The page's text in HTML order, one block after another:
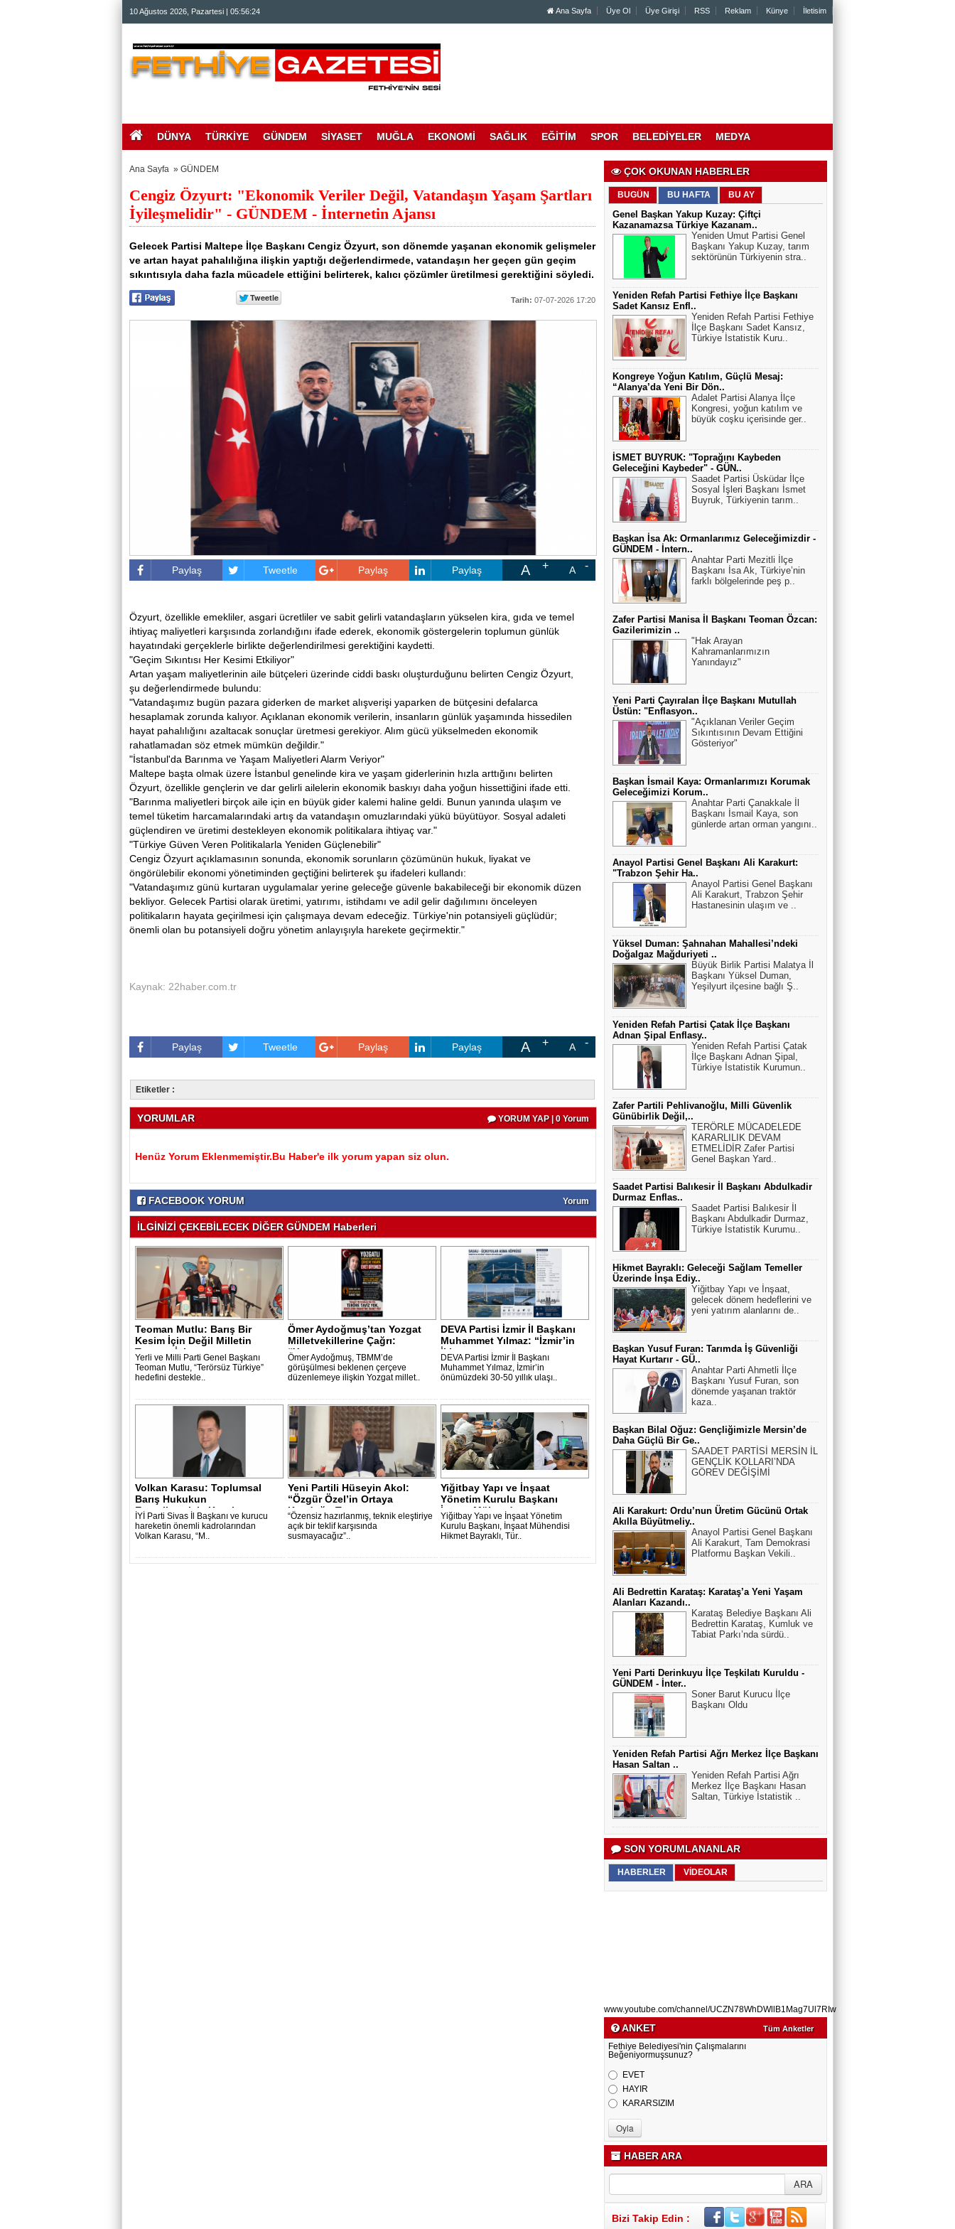
10 Ağustos 2026, Pazartesi | 05:56:25 Ana Sayfa Üye Ol Üye Girişi RSS Reklam Künye İletisim
DÜNYA TÜRKİYE GÜNDEM SİYASET MUĞLA EKONOMİ SAĞLIK EĞİTİM SPOR BELEDİYELER MEDYA
Ana Sayfa » GÜNDEM
Cengiz Özyurt: "Ekonomik Veriler Değil, Vatandaşın Yaşam Şartları
İyileşmelidir" - GÜNDEM - İnternetin Ajansı
Gelecek Partisi Maltepe İlçe Başkanı Cengiz Özyurt, son dönemde yaşanan ekonomik gelişmeler
ve artan hayat pahalılığına ilişkin yaptığı değerlendirmede, vatandaşın her geçen gün geçim
sıkıntısıyla daha fazla mücadele ettiğini belirterek, kalıcı çözümler üretilmesi gerektiğini söyledi.
Tarih: 07-07-2026 17:20
Paylaş Tweetle Paylaş Paylaş A A
Özyurt, özellikle emekliler, asgari ücretliler ve sabit gelirli vatandaşların yükselen kira, gıda ve temel
ihtiyaç maliyetleri karşısında zorlandığını ifade ederek, ekonomik göstergelerin toplumun günlük
hayatındaki gerçeklerle birlikte değerlendirilmesi gerektiğini kaydetti.
"Geçim Sıkıntısı Her Kesimi Etkiliyor"
Artan yaşam maliyetlerinin aile bütçeleri üzerinde ciddi baskı oluşturduğunu belirten Cengiz Özyurt,
şu değerlendirmede bulundu:
"Vatandaşımız bugün pazara giderken de market alışverişi yaparken de bütçesini defalarca
hesaplamak zorunda kalıyor. Açıklanan ekonomik verilerin, insanların günlük yaşamında hissedilen
hayat pahalılığını azaltacak sonuçlar üretmesi gerekiyor. Alım gücü yükselmeden ekonomik
rahatlamadan söz etmek mümkün değildir."
"İstanbul'da Barınma ve Yaşam Maliyetleri Alarm Veriyor"
Maltepe başta olmak üzere İstanbul genelinde kira ve yaşam giderlerinin hızla arttığını belirten
Özyurt, özellikle gençlerin ve dar gelirli ailelerin ekonomik baskıyı daha yoğun hissettiğini ifade etti.
"Barınma maliyetleri birçok aile için en büyük gider kalemi haline geldi. Bunun yanında ulaşım ve
temel tüketim harcamalarındaki artış da vatandaşın omuzlarındaki yükü büyütüyor. Sosyal adaleti
güçlendiren ve üretimi destekleyen ekonomik politikalara ihtiyaç var."
"Türkiye Güven Veren Politikalarla Yeniden Güçlenebilir"
Cengiz Özyurt açıklamasının sonunda, ekonomik sorunların çözümünün hukuk, liyakat ve
öngörülebilir ekonomi yönetiminden geçtiğini belirterek şu ifadeleri kullandı:
"Vatandaşımız günü kurtaran uygulamalar yerine geleceğe güvenle bakabileceği bir ekonomik düzen
bekliyor. Gelecek Partisi olarak üretimi, yatırımı, istihdamı ve adil gelir dağılımını önceleyen
politikaların hayata geçirilmesi için çalışmaya devam edeceğiz. Türkiye'nin potansiyeli güçlüdür;
önemli olan bu potansiyeli doğru yönetim anlayışıyla harekete geçirmektir."
Kaynak: 22haber.com.tr
Paylaş Tweetle Paylaş Paylaş A A
Etiketler :
YORUMLAR YORUM YAP | 0 Yorum
Henüz Yorum Eklenmemiştir.Bu Haber'e ilk yorum yapan siz olun.
FACEBOOK YORUM Yorum
İLGİNİZİ ÇEKEBİLECEK DİĞER GÜNDEM Haberleri
Teoman Mutlu: Barış Bir
Kesim İçin Değil Milletin
Tamamı İçi..
Yerli ve Milli Parti Genel Başkanı
Teoman Mutlu, “Terörsüz Türkiye”
hedefini destekle..
Ömer Aydoğmuş’tan Yozgat
Milletvekillerine Çağrı:
“Yozgat’ın..
Ömer Aydoğmuş, TBMM’de
görüşülmesi beklenen çerçeve
düzenlemeye ilişkin Yozgat millet..
DEVA Partisi İzmir İl Başkanı
Muhammet Yılmaz: “İzmir’in
İki..
DEVA Partisi İzmir İl Başkanı
Muhammet Yılmaz, İzmir’in
önümüzdeki 30-50 yıllık ulaşı..
Volkan Karasu: Toplumsal
Barış Hukukun
Esnetilmesiyle Kurula..
İYİ Parti Sivas İl Başkanı ve kurucu
hareketin önemli kadrolarından
Volkan Karasu, “M..
Yeni Partili Hüseyin Akol:
“Özgür Özel’in Ortaya
Koyduğu Tav..
“Özensiz hazırlanmış, teknik eleştiriye
açık bir teklif karşısında
susmayacağız”..
Yiğitbay Yapı ve İnşaat
Yönetim Kurulu Başkanı
İnşaat Mühend..
Yiğitbay Yapı ve İnşaat Yönetim
Kurulu Başkanı, İnşaat Mühendisi
Hikmet Bayraklı, Tür..
ÇOK OKUNAN HABERLER
BUGÜN BU HAFTA BU AY
Genel Başkan Yakup Kuzay: Çiftçi
Kazanamazsa Türkiye Kazanam..
Yeniden Umut Partisi Genel
Başkanı Yakup Kuzay, tarım
sektörünün Türkiyenin stra..
Yeniden Refah Partisi Fethiye İlçe Başkanı
Sadet Kansız Enfl..
Yeniden Refah Partisi Fethiye
İlçe Başkanı Sadet Kansız,
Türkiye İstatistik Kuru..
Kongreye Yoğun Katılım, Güçlü Mesaj:
“Alanya’da Yeni Bir Dön..
Adalet Partisi Alanya İlçe
Kongresi, yoğun katılım ve
büyük coşku içerisinde ger..
İSMET BUYRUK: "Toprağını Kaybeden
Geleceğini Kaybeder" - GÜN..
Saadet Partisi Üsküdar İlçe
Sosyal İşleri Başkanı İsmet
Buyruk, Türkiyenin tarım..
Başkan İsa Ak: Ormanlarımız Geleceğimizdir -
GÜNDEM - İntern..
Anahtar Parti Mezitli İlçe
Başkanı İsa Ak, Türkiye’nin
farklı bölgelerinde peş p..
Zafer Partisi Manisa İl Başkanı Teoman Özcan:
Gazilerimizin ..
"Hak Arayan
Kahramanlarımızın
Yanındayız"
Yeni Parti Çayıralan İlçe Başkanı Mutullah
Üstün: "Enflasyon..
"Açıklanan Veriler Geçim
Sıkıntısının Devam Ettiğini
Gösteriyor"
Başkan İsmail Kaya: Ormanlarımızı Korumak
Geleceğimizi Korum..
Anahtar Parti Çanakkale İl
Başkanı İsmail Kaya, son
günlerde artan orman yangını..
Anayol Partisi Genel Başkanı Ali Karakurt:
"Trabzon Şehir Ha..
Anayol Partisi Genel Başkanı
Ali Karakurt, Trabzon Şehir
Hastanesinin ulaşım ve ..
Yüksel Duman: Şahnahan Mahallesi’ndeki
Doğalgaz Mağduriyeti ..
Büyük Birlik Partisi Malatya İl
Başkanı Yüksel Duman,
Yeşilyurt ilçesine bağlı Ş..
Yeniden Refah Partisi Çatak İlçe Başkanı
Adnan Şipal Enflasy..
Yeniden Refah Partisi Çatak
İlçe Başkanı Adnan Şipal,
Türkiye İstatistik Kurumun..
Zafer Partili Pehlivanoğlu, Milli Güvenlik
Günübirlik Değil,..
TERÖRLE MÜCADELEDE
KARARLILIK DEVAM
ETMELİDİR Zafer Partisi
Genel Başkan Yard..
Saadet Partisi Balıkesir İl Başkanı Abdulkadir
Durmaz Enflas..
Saadet Partisi Balıkesir İl
Başkanı Abdulkadir Durmaz,
Türkiye İstatistik Kurumu..
Hikmet Bayraklı: Geleceği Sağlam Temeller
Üzerinde İnşa Ediy..
Yiğitbay Yapı ve İnşaat,
gelecek dönem hedeflerini ve
yeni yatırım alanlarını de..
Başkan Yusuf Furan: Tarımda İş Güvenliği
Hayat Kurtarır - GÜ..
Anahtar Parti Ahmetli İlçe
Başkanı Yusuf Furan, son
dönemde yaşanan traktör
kaza..
Başkan Bilal Oğuz: Gençliğimizle Mersin’de
Daha Güçlü Bir Ge..
SAADET PARTİSİ MERSİN İL
GENÇLİK KOLLARI’NDA
GÖREV DEĞİŞİMİ
Ali Karakurt: Ordu’nun Üretim Gücünü Ortak
Akılla Büyütmeliy..
Anayol Partisi Genel Başkanı
Ali Karakurt, Tam Demokrasi
Platformu Başkan Vekili..
Ali Bedrettin Karataş: Karataş’a Yeni Yaşam
Alanları Kazandı..
Karataş Belediye Başkanı Ali
Bedrettin Karataş, Kumluk ve
Tabiat Parkı’nda sürdü..
Yeni Parti Derinkuyu İlçe Teşkilatı Kuruldu -
GÜNDEM - İnter..
Soner Barut Kurucu İlçe
Başkanı Oldu
Yeniden Refah Partisi Ağrı Merkez İlçe Başkanı
Hasan Saltan ..
Yeniden Refah Partisi Ağrı
Merkez İlçe Başkanı Hasan
Saltan, Türkiye İstatistik ..
SON YORUMLANANLAR
HABERLER VİDEOLAR
www.youtube.com/channel/UCZN78WhDWllB1Mag7Ul7RIw
ANKET Tüm Anketler
Fethiye Belediyesi'nin Çalışmalarını
Beğeniyormuşsunuz?
EVET
HAYIR
KARARSIZIM
HABER ARA
Bizi Takip Edin :